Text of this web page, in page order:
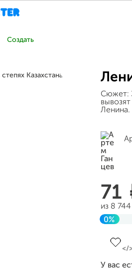
Создать
Сюжет:
Ленина.
71
из 8
0%
У вас